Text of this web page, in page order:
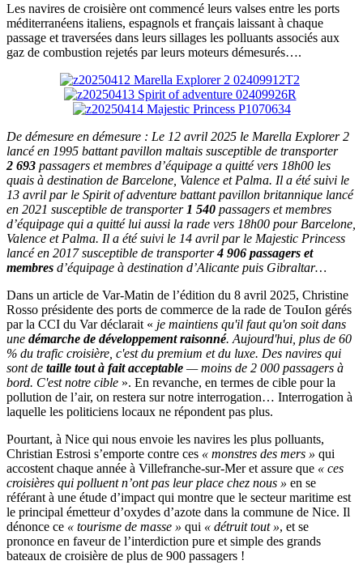
Les navires de croisière ont commencé leurs valses entre les ports
méditerranéens italiens, espagnols et français laissant à chaque
passage et traversées dans leurs sillages les polluants associés aux
gaz de combustion rejetés par leurs moteurs démesurés….
De démesure en démesure : Le 12 avril 2025 le Marella Explorer 2
lancé en 1995 battant pavillon maltais susceptible de transporter
2 693 passagers et membres d’équipage a quitté vers 18h00 les
quais à destination de Barcelone, Valence et Palma. Il a été suivi le
13 avril par le Spirit of adventure battant pavillon britannique lancé
en 2021 susceptible de transporter 1 540 passagers et membres
d’équipage qui a quitté lui aussi la rade vers 18h00 pour Barcelone,
Valence et Palma. Il a été suivi le 14 avril par le Majestic Princess
lancé en 2017 susceptible de transporter4 906 passagers et
membres d’équipage à destination d’Alicante puis Gibraltar…
Dans un article de Var-Matin de l’édition du 8 avril 2025, Christine
Rosso présidente des ports de commerce de la rade de TouIon gérés
par la CCI du Var déclarait « je maintiens qu'il faut qu'on soit dans
une démarche de développement raisonné. Aujourd'hui, plus de 60
% du trafic croisière, c'est du premium et du luxe. Des navires qui
sont de taille tout à fait acceptable — moins de 2 000 passagers à
bord. C'est notre cible ». En revanche, en termes de cible pour la
pollution de l’air, on restera sur notre interrogation… Interrogation à
laquelle les politiciens locaux ne répondent pas plus.
Pourtant, à Nice qui nous envoie les navires les plus polluants,
Christian Estrosi s’emporte contre ces « monstres des mers » qui
accostent chaque année à Villefranche-sur-Mer et assure que « ces
croisières qui polluent n’ont pas leur place chez nous » en se
référant à une étude d’impact qui montre que le secteur maritime est
le principal émetteur d’oxydes d’azote dans la commune de Nice. Il
dénonce ce « tourisme de masse » qui « détruit tout », et se
prononce en faveur de l’interdiction pure et simple des grands
bateaux de croisière de plus de 900 passagers !